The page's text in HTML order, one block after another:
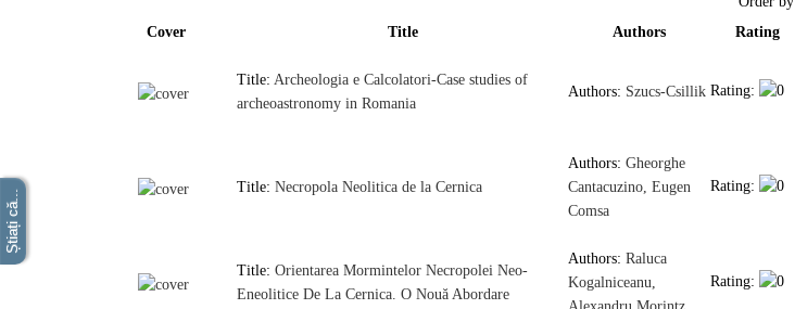
Cover
Title Authors Rating
Title: Archeologia e Calcolatori-Case studies of
archeoastronomy in Romania
Authors: Szucs-Csillik Rating:
Title: Necropola Neolitica de la Cernica
Authors: Gheorghe
Cantacuzino, Eugen
Comsa
Rating:
Title: Orientarea Mormintelor Necropolei Neo-
Eneolitice De La Cernica. O Nouă Abordare
Authors: Raluca
Kogalniceanu,
Rating:
Știați că...